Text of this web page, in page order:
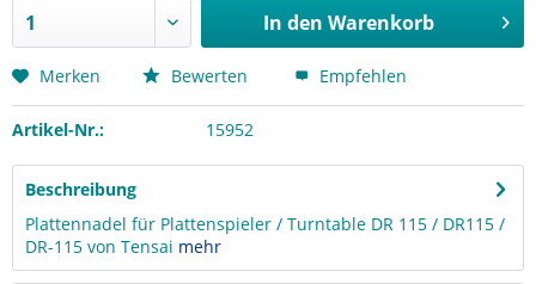
In den Warenkorb
Merken Bewerten Empfehlen
Artikel-Nr.: 15952
Beschreibung
Plattennadel für Plattenspieler / Turntable DR 115 / DR115 /
DR-115 von Tensai mehr